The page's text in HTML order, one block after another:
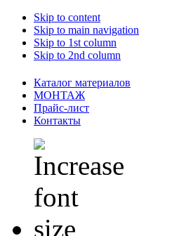
Skip to content
Skip to main navigation
Skip to 1st column
Skip to 2nd column
Каталог материалов
МОНТАЖ
Прайс-лист
Контакты